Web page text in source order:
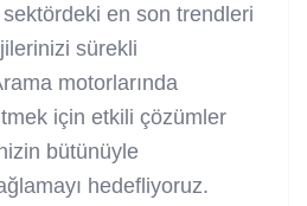
sektördeki en son trendleri
sürekli
motorlarında
için etkili çözümler
bütünüyle
hedefliyoruz.